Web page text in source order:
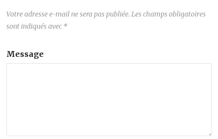
Votre adresse e-mail ne sera pas publiée. Les champs obligatoires
sont indiqués avec *
Message